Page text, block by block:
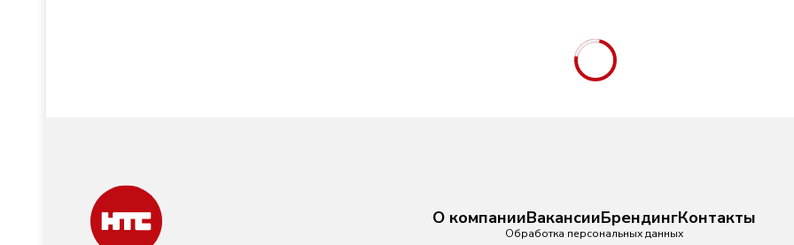
О компанииВакансииБрендингКонтакты
Обработка персональных данных